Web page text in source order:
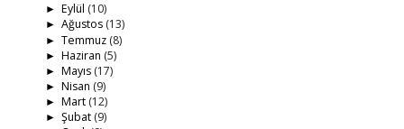
► Eylül (10)
► Ağustos (13)
► Temmuz (8)
► Haziran (5)
► Mayıs (17)
► Nisan (9)
► Mart (12)
► Şubat (9)